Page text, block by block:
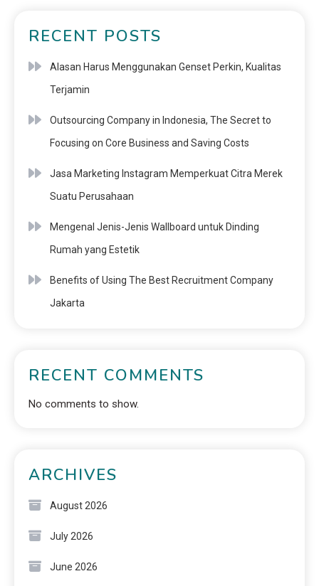
RECENT POSTS
Alasan Harus Menggunakan Genset Perkin, Kualitas
Terjamin
Outsourcing Company in Indonesia, The Secret to
Focusing on Core Business and Saving Costs
Jasa Marketing Instagram Memperkuat Citra Merek
Suatu Perusahaan
Mengenal Jenis-Jenis Wallboard untuk Dinding
Rumah yang Estetik
Benefits of Using The Best Recruitment Company
Jakarta
RECENT COMMENTS
No comments to show.
ARCHIVES
August 2026
July 2026
June 2026